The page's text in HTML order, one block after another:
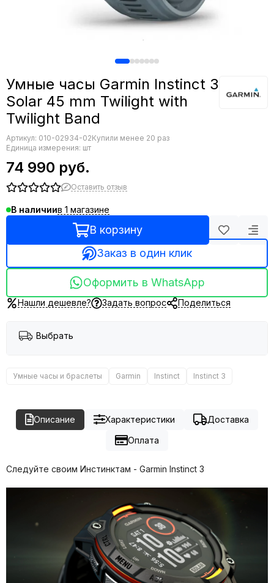
Умные часы Garmin Instinct 3
Solar 45 mm Twilight with
Twilight Band
Артикул: 010-02934-02Купили менее 20 раз
Единица измерения: шт
74 990 руб.
Оставить отзыв
В наличиив 1 магазине
В корзину
Заказ в один клик
Оформить в WhatsApp
Нашли дешевле? Задать вопрос Поделиться
Выбрать
Умные часы и браслеты Garmin Instinct Instinct 3
Описание Характеристики
Доставка
Оплата
Cледуйте своим Инстинктам - Garmin Instinct 3